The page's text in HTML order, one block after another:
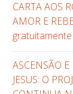
CARTA AOS
AMOR E
gratuitamente
ASCENSÃO E
JESUS: O